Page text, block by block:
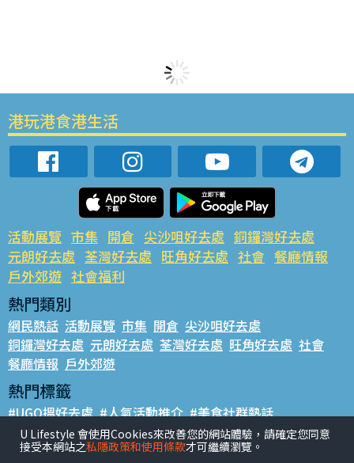
港玩港食港生活
活動展覽 市集 開倉 尖沙咀好去處 銅鑼灣好去處
元朗好去處 荃灣好去處 旺角好去處 社會 餐廳情報
戶外郊遊 社會福利
熱門類別
網民熱話 活動展覽 市集 開倉 尖沙咀好去處
銅鑼灣好去處 元朗好去處 荃灣好去處 旺角好去處 社會
餐廳情報 戶外郊遊
熱門標籤
#UGO搵好去處 #人氣活動推介 #美食社群熱話
#親子玩樂好去處 #ULifestyle應用程式 #限時搶
#UJetso禮物放送 #ULifestyle商戶中心 #著數
U Lifestyle 會使用Cookies來改善您的網站體驗，請確定您同意
接受本網站之私隱政策和使用條款才可繼續瀏覽。